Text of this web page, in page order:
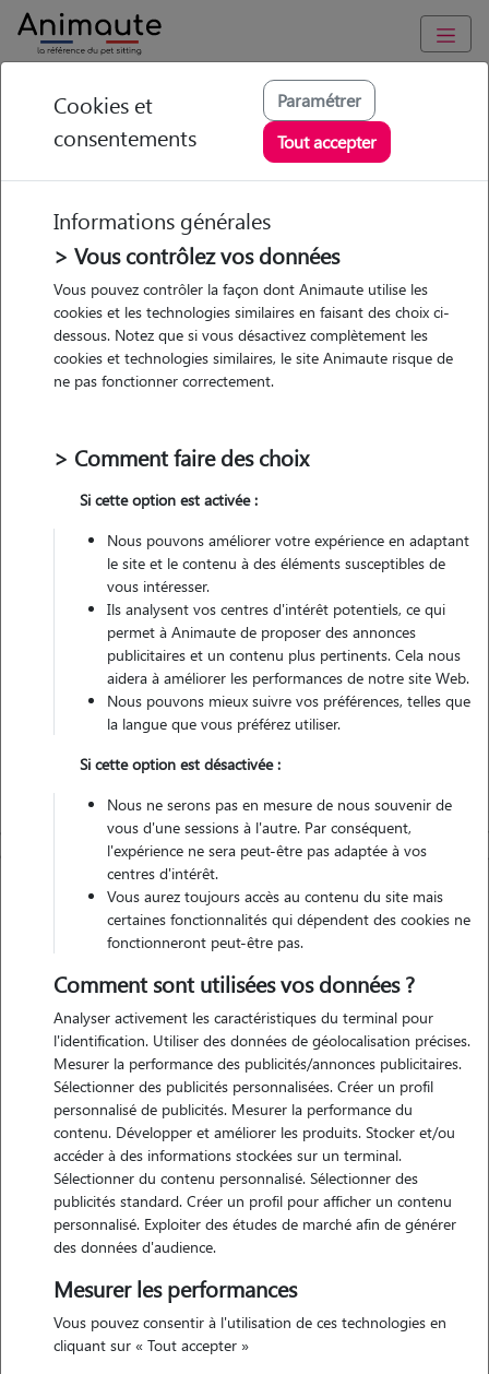
Animaute Nouvelle Aquitaine Landes /Ondres
Elodie - Petsitter à
ONDRES
• 30 ans
Promenades
1 animal
Contacter
L'envoi d'une demande est sans engagement
Motivation
les animaux ont toujours fait partie de ma vie et leur présence
m'apporte beaucoup de bonheur. j'aime leur compagnie, les observer,
prendre soin d'eux et créer un lien unique avec chacun. mon berger
australien de 8 mois me permet de partager de belles balades et de
rencontrer d'autres passionnés via un groupe dédié. pouvoir
m'occuper d'autres animaux est un vrai plaisir pour moi, et je mets
tout en oeuvre pour leur bien-être.
Expérience
Cookies et
consentements
Paramétrer
Tout accepter
Informations générales
> Vous contrôlez vos données
Vous pouvez contrôler la façon dont Animaute utilise les
cookies et les technologies similaires en faisant des choix ci-
dessous. Notez que si vous désactivez complètement les
cookies et technologies similaires, le site Animaute risque de
ne pas fonctionner correctement.
> Comment faire des choix
Si cette option est activée :
Nous pouvons améliorer votre expérience en adaptant
le site et le contenu à des éléments susceptibles de
vous intéresser.
Ils analysent vos centres d'intérêt potentiels, ce qui
permet à Animaute de proposer des annonces
publicitaires et un contenu plus pertinents. Cela nous
aidera à améliorer les performances de notre site Web.
Nous pouvons mieux suivre vos préférences, telles que
la langue que vous préférez utiliser.
Si cette option est désactivée :
Nous ne serons pas en mesure de nous souvenir de
vous d'une sessions à l'autre. Par conséquent,
l'expérience ne sera peut-être pas adaptée à vos
centres d'intérêt.
Vous aurez toujours accès au contenu du site mais
certaines fonctionnalités qui dépendent des cookies ne
fonctionneront peut-être pas.
Comment sont utilisées vos données ?
Analyser activement les caractéristiques du terminal pour
l'identification. Utiliser des données de géolocalisation précises.
Mesurer la performance des publicités/annonces publicitaires.
Sélectionner des publicités personnalisées. Créer un profil
personnalisé de publicités. Mesurer la performance du
contenu. Développer et améliorer les produits. Stocker et/ou
accéder à des informations stockées sur un terminal.
Sélectionner du contenu personnalisé. Sélectionner des
publicités standard. Créer un profil pour afficher un contenu
personnalisé. Exploiter des études de marché afin de générer
des données d'audience.
Mesurer les performances
Vous pouvez consentir à l'utilisation de ces technologies en
cliquant sur « Tout accepter »